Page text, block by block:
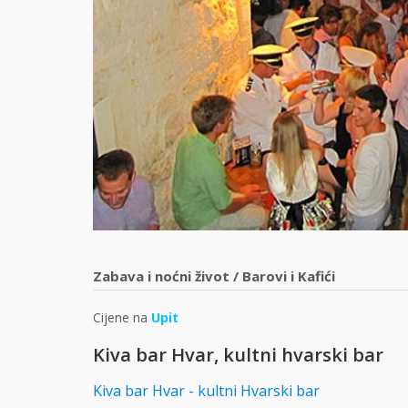
Zabava i noćni život / Barovi i Kafići
Cijene na Upit
Kiva bar Hvar, kultni hvarski bar
Kiva bar Hvar - kultni Hvarski bar